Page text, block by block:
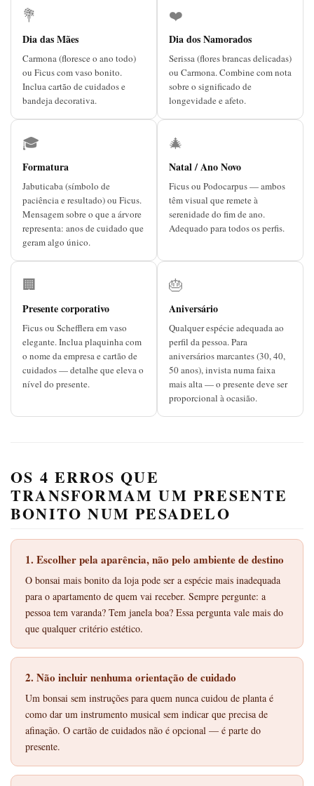
💐
Dia das Mães
Carmona (floresce o ano todo)
ou Ficus com vaso bonito.
Inclua cartão de cuidados e
bandeja decorativa.
❤️
Dia dos Namorados
Serissa (flores brancas delicadas)
ou Carmona. Combine com nota
sobre o significado de
longevidade e afeto.
🎓
Formatura
Jabuticaba (símbolo de
paciência e resultado) ou Ficus.
Mensagem sobre o que a árvore
representa: anos de cuidado que
geram algo único.
🎄
Natal / Ano Novo
Ficus ou Podocarpus — ambos
têm visual que remete à
serenidade do fim de ano.
Adequado para todos os perfis.
🏢
Presente corporativo
Ficus ou Schefflera em vaso
elegante. Inclua plaquinha com
o nome da empresa e cartão de
cuidados — detalhe que eleva o
nível do presente.
🎂
Aniversário
Qualquer espécie adequada ao
perfil da pessoa. Para
aniversários marcantes (30, 40,
50 anos), invista numa faixa
mais alta — o presente deve ser
proporcional à ocasião.
OS 4 ERROS QUE
TRANSFORMAM UM PRESENTE
BONITO NUM PESADELO
1. Escolher pela aparência, não pelo ambiente de destino
O bonsai mais bonito da loja pode ser a espécie mais inadequada
para o apartamento de quem vai receber. Sempre pergunte: a
pessoa tem varanda? Tem janela boa? Essa pergunta vale mais do
que qualquer critério estético.
2. Não incluir nenhuma orientação de cuidado
Um bonsai sem instruções para quem nunca cuidou de planta é
como dar um instrumento musical sem indicar que precisa de
afinação. O cartão de cuidados não é opcional — é parte do
presente.